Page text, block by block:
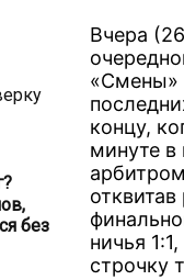
без
Вчера
«Смены»
концу,
минуте в
ничья
строчку